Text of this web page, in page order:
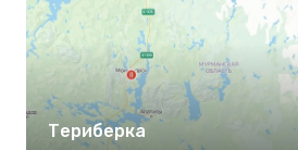
Териберка